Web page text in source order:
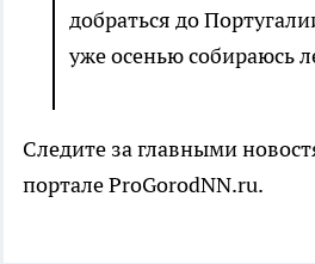
добраться до
уже осенью собираюсь
Следите за главными
портале ProGorodNN.ru.